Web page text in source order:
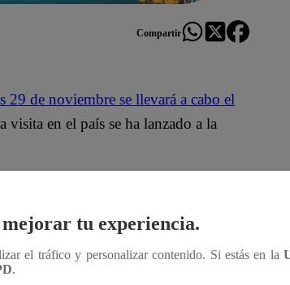
Compartir
29 de noviembre se llevará a cabo el
en el país se ha lanzado a la
al público en general la
seguidores se acercaron a la
en los alrededores. Lo más
mejorar tu experiencia.
el tráfico y personalizar contenido. Si estás en la
.